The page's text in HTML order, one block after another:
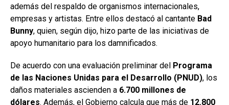
además del respaldo de organismos internacionales,
empresas y artistas. Entre ellos destacó al cantante Bad
Bunny, quien, según dijo, hizo parte de las iniciativas de
apoyo humanitario para los damnificados.
De acuerdo con una evaluación preliminar del Programa
de las Naciones Unidas para el Desarrollo (PNUD), los
daños materiales ascienden a 6.700 millones de
dólares. Además, el Gobierno calcula que más de 12.800